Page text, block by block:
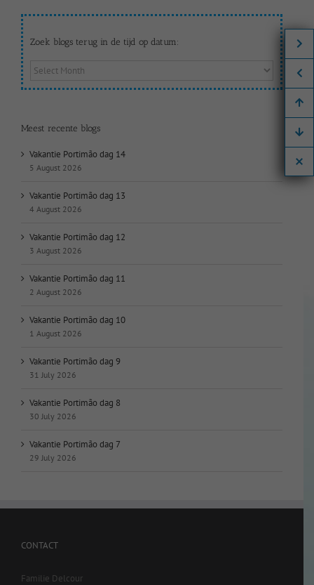
Zoek blogs terug in de tijd op datum:
Zoek
op
datum:
Meest recente blogs
Vakantie Portimão dag 14
5 August 2026
Vakantie Portimão dag 13
4 August 2026
Vakantie Portimão dag 12
3 August 2026
Vakantie Portimão dag 11
2 August 2026
Vakantie Portimão dag 10
1 August 2026
Vakantie Portimão dag 9
31 July 2026
Vakantie Portimão dag 8
30 July 2026
Vakantie Portimão dag 7
29 July 2026
CONTACT
Familie Delcour